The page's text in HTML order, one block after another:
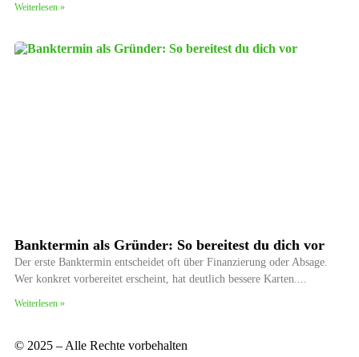
Weiterlesen »
Banktermin als Gründer: So bereitest du dich vor
Der erste Banktermin entscheidet oft über Finanzierung oder Absage.
Wer konkret vorbereitet erscheint, hat deutlich bessere Karten.
Weiterlesen »
© 2025 – Alle Rechte vorbehalten